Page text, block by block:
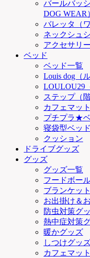
バールバッ
DOG WEAR
バレッタ（
ネックシュ
アクセサリ
ベッド
ベッド一覧
Louis dog（
LOULOU29
ステップ（階
カフェマッ
プチプラ★
寝袋型ベッド
クッション
ドライブグッズ
グッズ
グッズ一覧
フードボー
ブランケット
お出掛け＆
防虫対策グ
熱中症対策
暖かグッズ
しつけグッズ
カフェマット